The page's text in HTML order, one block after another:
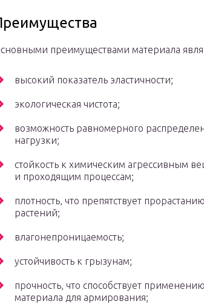
преимуществами материала
высокий показатель эластичности;
экологическая чистота;
возможность равномерного
нагрузки;
стойкость к химическим агрессивным
и проходящим процессам;
плотность, что препятствует прорастанию
растений;
влагонепроницаемость;
устойчивость к грызунам;
прочность, что способствует применению
материала для армирования;